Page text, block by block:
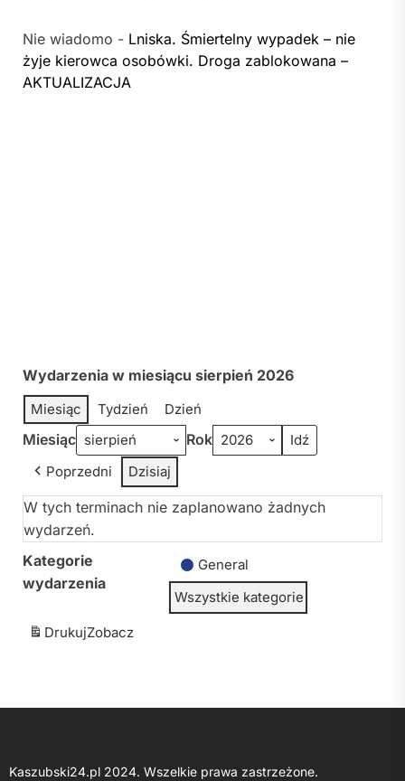
Nie wiadomo - Lniska. Śmiertelny wypadek – nie
żyje kierowca osobówki. Droga zablokowana –
AKTUALIZACJA
Wydarzenia w miesiącu sierpień 2026
Miesiąc Tydzień Dzień
Miesiąc Rok
Poprzedni Dzisiaj
W tych terminach nie zaplanowano żadnych
wydarzeń.
Kategorie
wydarzenia
General
Wszystkie kategorie
DrukujZobacz
Kaszubski24.pl 2024. Wszelkie prawa zastrzeżone.